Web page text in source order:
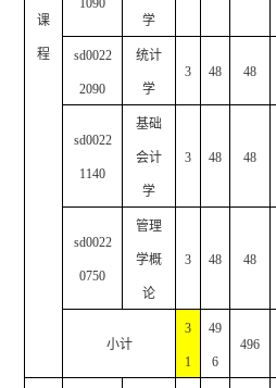
课
程
1090
学
sd0022
2090
统计
学
3 48 48
sd0022
1140
基础
会计
学
3 48 48
sd0022
0750
管理
学概
论
3 48 48
小计
3
1
49
6
496